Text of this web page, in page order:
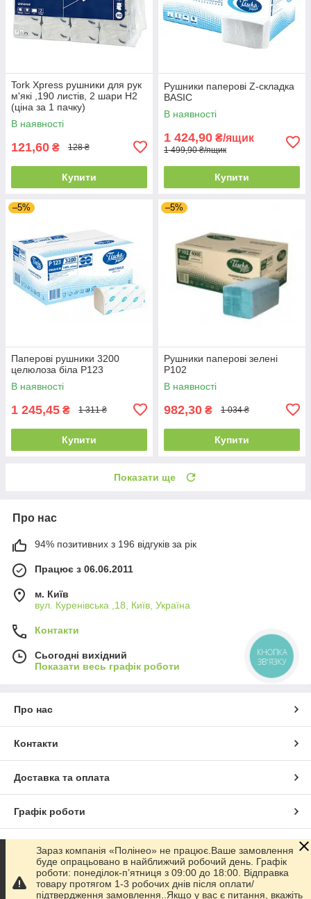
Tork Xpress рушники для рук
м'які ,190 листів, 2 шари Н2
(ціна за 1 пачку)
В наявності
121,60 ₴ 128 ₴
Купити
Рушники паперові Z-складка
BASIC
В наявності
1 424,90 ₴/ящик
1 499,90 ₴/ящик
Купити
–5%
Паперові рушники 3200
целюлоза біла Р123
В наявності
1 245,45 ₴ 1 311 ₴
Купити
–5%
Рушники паперові зелені
Р102
В наявності
982,30 ₴ 1 034 ₴
Купити
Показати ще
Про нас
94% позитивних з 196 відгуків за рік
Працює з 06.06.2011
м. Київ
вул. Куренівська ,18, Київ, Україна
Контакти
Сьогодні вихідний
Показати весь графік роботи
Про нас
Контакти
Доставка та оплата
Графік роботи
Повна версія сайту
Сайт створено на маркетплейсі Prom.ua
Зараз компанія «Полінео» не працює.Ваше замовлення
буде опрацьовано в найближчий робочий день. Графік
роботи: понеділок-п’ятниця з 09:00 до 18:00. Відправка
товару протягом 1-3 робочих днів після оплати/
підтвердження замовлення..Якщо у вас є питання, вкажіть
КНОПКА
ЗВ'ЯЗКУ